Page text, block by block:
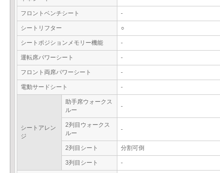
フロントベンチシート -
シートリフター ○
シートポジションメモリー機能 -
運転席パワーシート -
フロント両席パワーシート -
電動サードシート -
シートアレン
ジ
助手席ウォークス
ルー
-
2列目ウォークス
ルー
-
2列目シート 分割可倒
3列目シート -